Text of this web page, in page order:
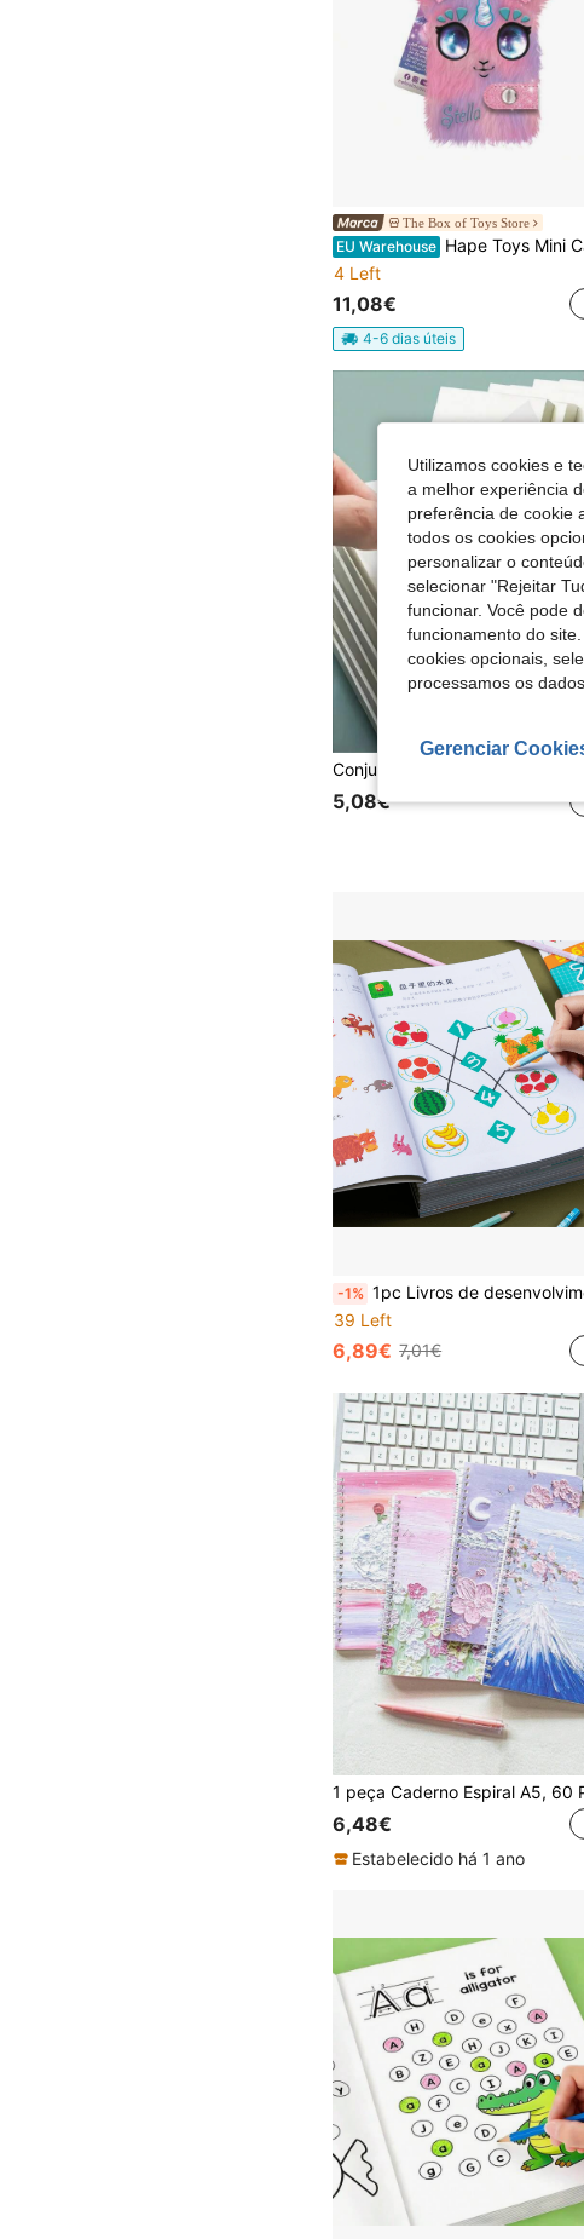
The Box of Toys Store
EU Warehouse Hape Toys Mini Caderno Felpudo 11x7,50x3 cm Entrega em 24/48h para Espanha (Península) - Artigos de Papelaria - Hape - Ref.
4 Left
11,08€
4-6 dias úteis
5,08€
-1% 1pc Livros de desenvolvimento do cérebro esquerdo e direito para crianças de 2 a 4 a 5 a 6 anos de idade Pensamento do cérebro inteiro Lógica Atenção Treinamento Iluminação Livros de educação infantil Livros de colorir para crianças, livro Montessori, livro de
39 Left
6,89€ 7,01€
6,48€
Estabelecido há 1 ano
Utilizamos cookies e
a melhor experiência
preferência de cookie
todos os cookies
personalizar o
selecionar "Rejeitar
funcionar. Você pode
funcionamento do
cookies opcionais,
processamos os
Gerenciar